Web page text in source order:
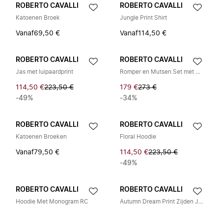
ROBERTO CAVALLI
Katoenen Broek
Vanaf69,50 €
ROBERTO CAVALLI
Jungle Print Shirt
Vanaf114,50 €
ROBERTO CAVALLI
Jas met luipaardprint
114,50 €223,50 €
-49%
ROBERTO CAVALLI
Romper en Mutsen Set met Monogram RC
179 €273 €
-34%
ROBERTO CAVALLI
Katoenen Broeken
Vanaf79,50 €
ROBERTO CAVALLI
Floral Hoodie
114,50 €223,50 €
-49%
ROBERTO CAVALLI
Hoodie Met Monogram RC
ROBERTO CAVALLI
Autumn Dream Print Zijden Jurk